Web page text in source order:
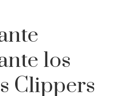
los
Clippers